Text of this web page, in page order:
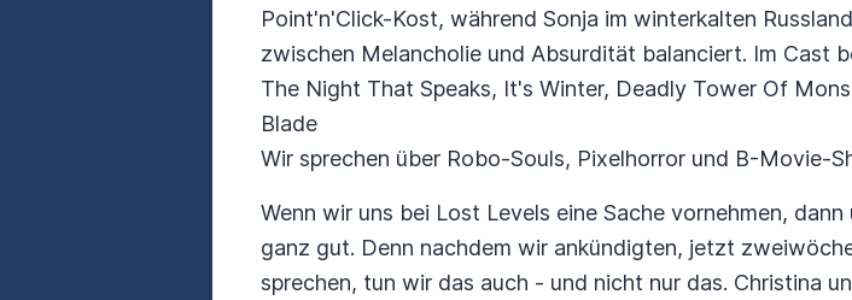
Point'n'Click-Kost, während Sonja im winterkalten
zwischen Melancholie und Absurdität balanciert. Im Cast
The Night That Speaks, It's Winter, Deadly Tower Of
Blade
Wir sprechen über Robo-Souls, Pixelhorror und B-Movie-
Wenn wir uns bei Lost Levels eine Sache vornehmen,
ganz gut. Denn nachdem wir ankündigten, jetzt
sprechen, tun wir das auch - und nicht nur das. Christina